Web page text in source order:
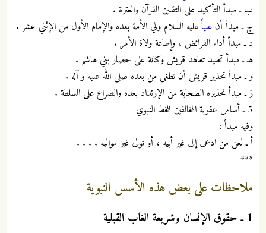
ب ـ مبدأ التأكيد على الثقلين القرآن والعترة .
ج ـ مبدأ أنعلياًعليه السلام ولي الأمة بعده والإمام الأول من الإثني عشر .
د ـ مبدأ أداء الفرائض ، وإطاعة ولاة الأمر .
هـ ـ مبدأ تخليد تعاهد قريش وكنانة على حصار بني هاشم .
و ـ مبدأ تحذير قريش أن تطغى من بعده صلى الله عليه و آله .
ز ـ مبدأ تحذيره الصحابة من الإرتداد بعده والصراع على السلطة .
5 ـ أساس عقوبة المخالفين للخط النبوي
وفيه مبدأ :
أ ـ لعن من ادعى إلى غير أبيه ، أو تولى غير مواليه . . . .
***
ملاحظات على بعض هذه الأسس النبوية
1 ـ حقوق الإنسان وشريعة الغاب القبلية